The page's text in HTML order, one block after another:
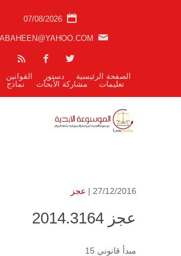
07/08/2026
الصفحة الرئيسية دستور القوانين
تعليمات
مشاركة الأبحاث نماذج
27/12/2016 | عجز
عجز 2014.3164
مبدأ قانوني 15